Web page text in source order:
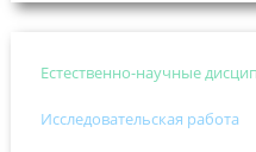
Естественно-научные
Исследовательская работа